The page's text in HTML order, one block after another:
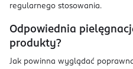
regularnego stosowania.
Odpowiednia
produkty?
Jak powinna wyglądać